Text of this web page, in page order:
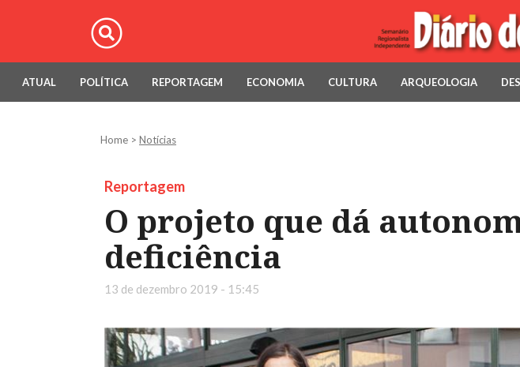
ATUAL POLÍTICA REPORTAGEM ECONOMIA CULTURA ARQUEOLOGIA
Home > Notícias
Reportagem
O projeto que dá
deficiência
13 de dezembro 2019 - 15:45